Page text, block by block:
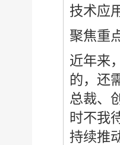
技术应
聚焦重
近年来
的，还
总裁、
时不我
持续推